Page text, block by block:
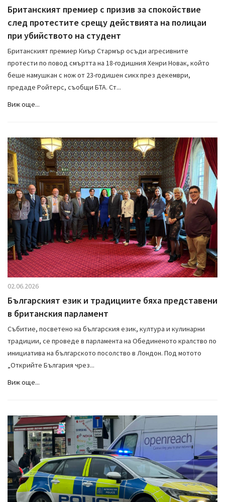
Британският премиер с призив за спокойствие
след протестите срещу действията на полицаи
при убийството на студент
Британският премиер Киър Стармър осъди агресивните
протести по повод смъртта на 18-годишния Хенри Новак, който
беше намушкан с нож от 23-годишен сикх през декември,
предаде Ройтерс, съобщи БТА. Ст...
Виж още...
02.06.2026
Българският език и традициите бяха представени
в британския парламент
Събитие, посветено на българския език, култура и кулинарни
традиции, се проведе в парламента на Обединеното кралство по
инициатива на българското посолство в Лондон. Под мотото
„Открийте България чрез...
Виж още...